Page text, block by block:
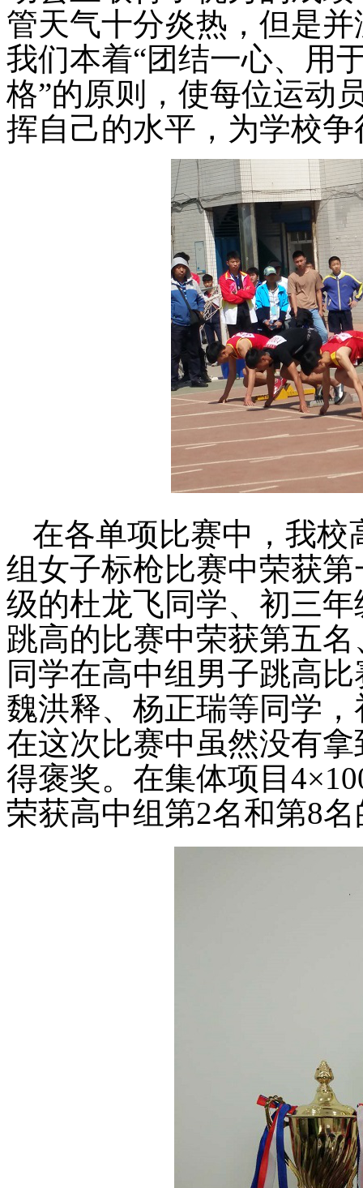
管天气十分炎热，但是
我们本着“团结一心、用
格”的原则，使每位运动
挥自己的水平，为学校
在各单项比赛中，我校
组女子标枪比赛中荣获
级的杜龙飞同学、初三
跳高的比赛中荣获第五
同学在高中组男子跳高
魏洪释、杨正瑞等同学
在这次比赛中虽然没有
得褒奖。在集体项目
荣获高中组第2名和第8